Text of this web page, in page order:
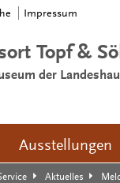
Impressum
Topf &
der
Ausstellungen
Aktuelles